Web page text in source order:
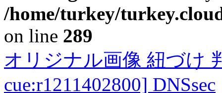
/home/turkey/
on line 289
オリジナル画像 紐づけ
cue:r1211402800] DNSsec